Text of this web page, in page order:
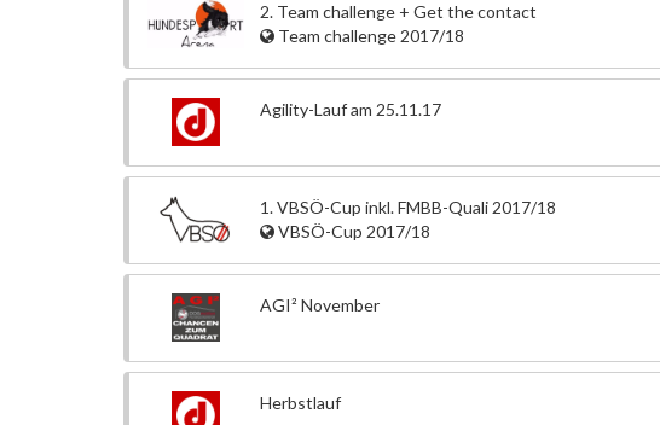
2. Team challenge + Get the contact
Team challenge 2017/18
Agility-Lauf am 25.11.17
1. VBSÖ-Cup inkl. FMBB-Quali 2017/18
VBSÖ-Cup 2017/18
AGI² November
Herbstlauf